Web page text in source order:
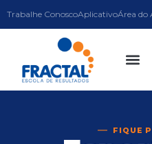
Trabalhe ConoscoAplicativoÁrea do
FIQUE